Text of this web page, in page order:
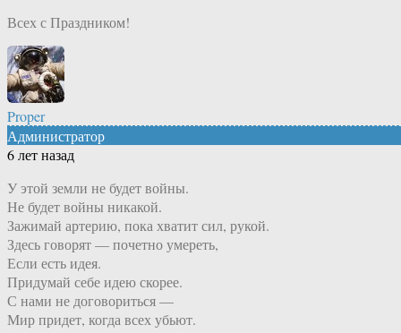
Всех с Праздником!
Proper
Администратор
6 лет назад
У этой земли не будет войны.
Не будет войны никакой.
Зажимай артерию, пока хватит сил, рукой.
Здесь говорят — почетно умереть,
Если есть идея.
Придумай себе идею скорее.
С нами не договориться —
Мир придет, когда всех убьют.